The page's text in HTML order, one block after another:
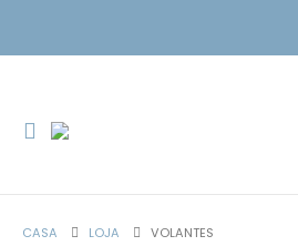
CASA LOJA VOLANTES